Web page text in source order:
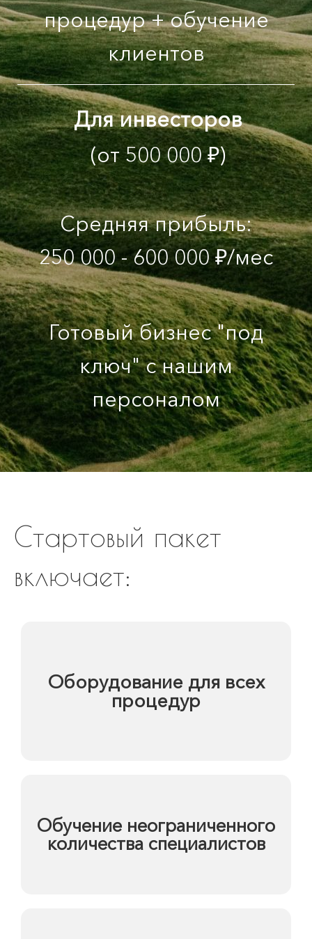
процедур + обучение
клиентов
Для инвесторов
(от 500 000 ₽)
Средняя прибыль:
250 000 - 600 000 ₽/мес
Готовый бизнес "под
ключ" с нашим
персоналом
Стартовый пакет
включает:
Оборудование для всех
процедур
Обучение неограниченного
количества специалистов